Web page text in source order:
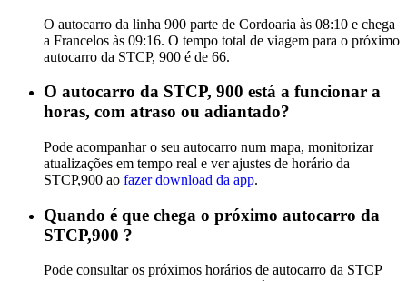
O autocarro da linha 900 parte de Cordoaria às 08:10 e chega
a Francelos às 09:16. O tempo total de viagem para o próximo
autocarro da STCP, 900 é de 66.
O autocarro da STCP, 900 está a funcionar a
horas, com atraso ou adiantado?
Pode acompanhar o seu autocarro num mapa, monitorizar
atualizações em tempo real e ver ajustes de horário da
STCP,900 ao fazer download da app.
Quando é que chega o próximo autocarro da
STCP,900 ?
Pode consultar os próximos horários de autocarro da STCP